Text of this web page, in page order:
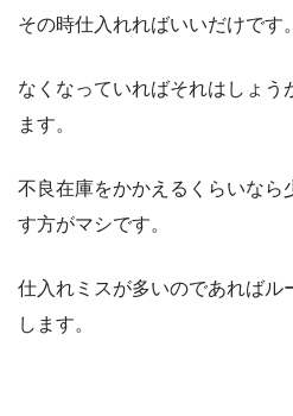
その時仕入れればいいだけです。
なくなっていればそれはしょう
ます。
不良在庫をかかえるくらいなら
す方がマシです。
仕入れミスが多いのであればル
します。